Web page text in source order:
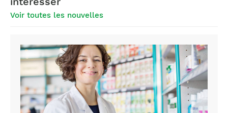
Voir toutes les nouvelles